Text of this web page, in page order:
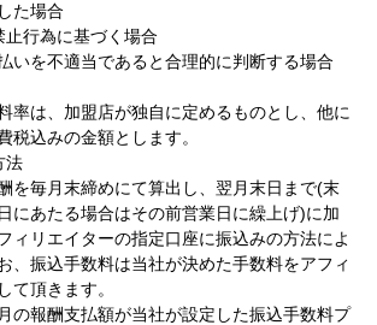
た場合
止行為に基づく場合
いを不適当であると合理的に判断する場合
率は、加盟店が独自に定めるものとし、他に
税込みの金額とします。
法
を毎月末締めにて算出し、翌月末日まで(末
にあたる場合はその前営業日に繰上げ)に加
ィリエイターの指定口座に振込みの方法によ
、振込手数料は当社が決めた手数料をアフィ
て頂きます。
の報酬支払額が当社が設定した振込手数料プ